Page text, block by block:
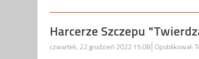
Harcerze Szczepu
czwartek, 22 grudzień 2022 15:08 Opublikował: